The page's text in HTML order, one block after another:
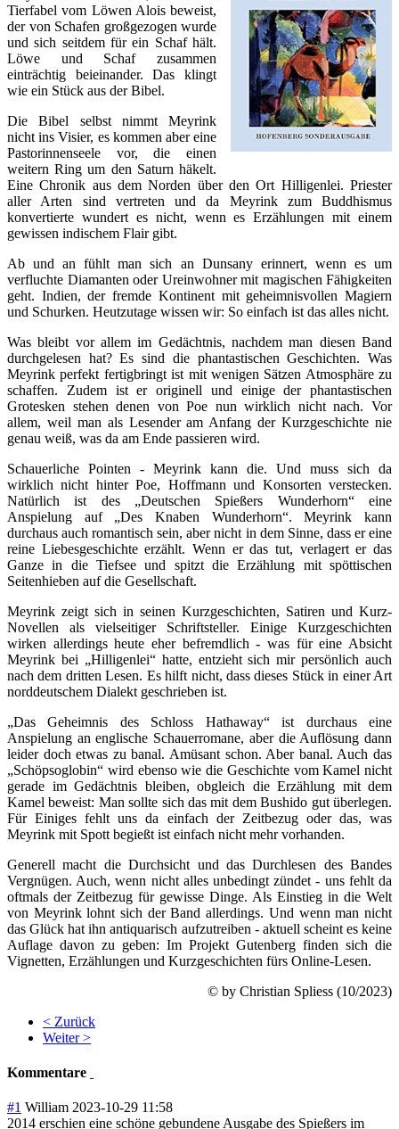
Tierfabel vom Löwen Alois beweist,
der von Schafen großgezogen wurde
und sich seitdem für ein Schaf hält.
Löwe und Schaf zusammen
einträchtig beieinander. Das klingt
wie ein Stück aus der Bibel.
Die Bibel selbst nimmt Meyrink
nicht ins Visier, es kommen aber eine
Pastorinnenseele vor, die einen
weitern Ring um den Saturn häkelt.
Eine Chronik aus dem Norden über den Ort Hilligenlei. Priester
aller Arten sind vertreten und da Meyrink zum Buddhismus
konvertierte wundert es nicht, wenn es Erzählungen mit einem
gewissen indischem Flair gibt.
Ab und an fühlt man sich an Dunsany erinnert, wenn es um
verfluchte Diamanten oder Ureinwohner mit magischen Fähigkeiten
geht. Indien, der fremde Kontinent mit geheimnisvollen Magiern
und Schurken. Heutzutage wissen wir: So einfach ist das alles nicht.
Was bleibt vor allem im Gedächtnis, nachdem man diesen Band
durchgelesen hat? Es sind die phantastischen Geschichten. Was
Meyrink perfekt fertigbringt ist mit wenigen Sätzen Atmosphäre zu
schaffen. Zudem ist er originell und einige der phantastischen
Grotesken stehen denen von Poe nun wirklich nicht nach. Vor
allem, weil man als Lesender am Anfang der Kurzgeschichte nie
genau weiß, was da am Ende passieren wird.
Schauerliche Pointen - Meyrink kann die. Und muss sich da
wirklich nicht hinter Poe, Hoffmann und Konsorten verstecken.
Natürlich ist des „Deutschen Spießers Wunderhorn“ eine
Anspielung auf „Des Knaben Wunderhorn“. Meyrink kann
durchaus auch romantisch sein, aber nicht in dem Sinne, dass er eine
reine Liebesgeschichte erzählt. Wenn er das tut, verlagert er das
Ganze in die Tiefsee und spitzt die Erzählung mit spöttischen
Seitenhieben auf die Gesellschaft.
Meyrink zeigt sich in seinen Kurzgeschichten, Satiren und Kurz-
Novellen als vielseitiger Schriftsteller. Einige Kurzgeschichten
wirken allerdings heute eher befremdlich - was für eine Absicht
Meyrink bei „Hilligenlei“ hatte, entzieht sich mir persönlich auch
nach dem dritten Lesen. Es hilft nicht, dass dieses Stück in einer Art
norddeutschem Dialekt geschrieben ist.
„Das Geheimnis des Schloss Hathaway“ ist durchaus eine
Anspielung an englische Schauerromane, aber die Auflösung dann
leider doch etwas zu banal. Amüsant schon. Aber banal. Auch das
„Schöpsoglobin“ wird ebenso wie die Geschichte vom Kamel nicht
gerade im Gedächtnis bleiben, obgleich die Erzählung mit dem
Kamel beweist: Man sollte sich das mit dem Bushido gut überlegen.
Für Einiges fehlt uns da einfach der Zeitbezug oder das, was
Meyrink mit Spott begießt ist einfach nicht mehr vorhanden.
Generell macht die Durchsicht und das Durchlesen des Bandes
Vergnügen. Auch, wenn nicht alles unbedingt zündet - uns fehlt da
oftmals der Zeitbezug für gewisse Dinge. Als Einstieg in die Welt
von Meyrink lohnt sich der Band allerdings. Und wenn man nicht
das Glück hat ihn antiquarisch aufzutreiben - aktuell scheint es keine
Auflage davon zu geben: Im Projekt Gutenberg finden sich die
Vignetten, Erzählungen und Kurzgeschichten fürs Online-Lesen.
© by Christian Spliess (10/2023)
< Zurück
Weiter >
Kommentare
#1 William 2023-10-29 11:58
2014 erschien eine schöne gebundene Ausgabe des Spießers im